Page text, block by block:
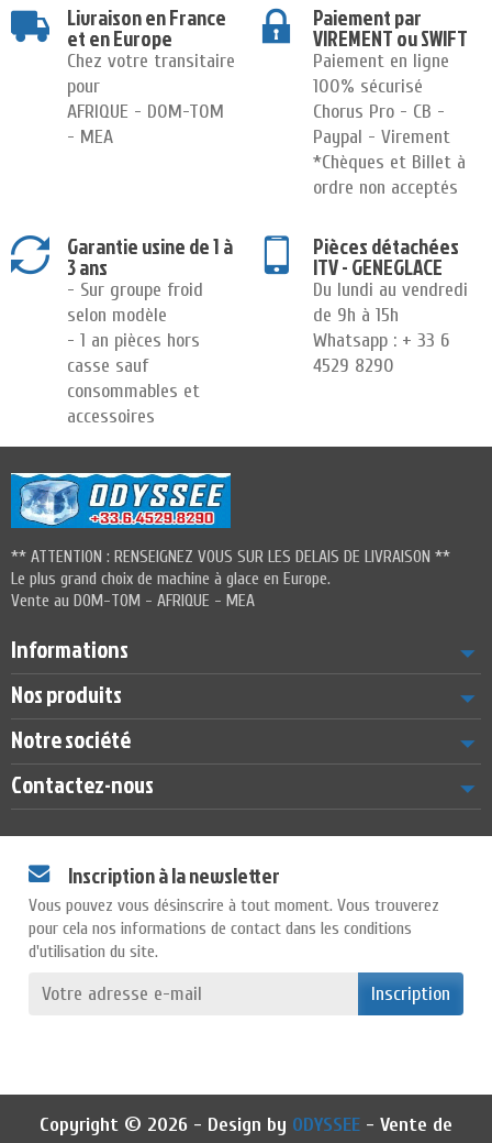
Livraison en France
et en Europe
Chez votre transitaire
pour
AFRIQUE - DOM-TOM
- MEA
Paiement par
VIREMENT ou SWIFT
Paiement en ligne
100% sécurisé
Chorus Pro - CB -
Paypal - Virement
*Chèques et Billet à
ordre non acceptés
Garantie usine de 1 à
3 ans
- Sur groupe froid
selon modèle
- 1 an pièces hors
casse sauf
consommables et
accessoires
Pièces détachées
ITV - GENEGLACE
Du lundi au vendredi
de 9h à 15h
Whatsapp : + 33 6
4529 8290
** ATTENTION : RENSEIGNEZ VOUS SUR LES DELAIS DE LIVRAISON **
Le plus grand choix de machine à glace en Europe.
Vente au DOM-TOM - AFRIQUE - MEA
Informations
Nos produits
Notre société
Contactez-nous
Inscription à la newsletter
Vous pouvez vous désinscrire à tout moment. Vous trouverez
pour cela nos informations de contact dans les conditions
d'utilisation du site.
Inscription
Copyright © 2026 - Design by ODYSSEE - Vente de